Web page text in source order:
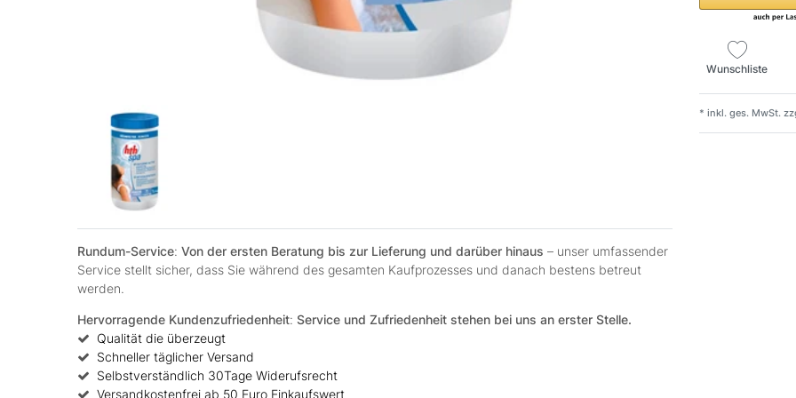
Rundum-Service: Von der ersten Beratung bis zur Lieferung und darüber hinaus – unser umfassender
Service stellt sicher, dass Sie während des gesamten Kaufprozesses und danach bestens betreut
werden.
Hervorragende Kundenzufriedenheit: Service und Zufriedenheit stehen bei uns an erster Stelle.
Qualität die überzeugt
Schneller täglicher Versand
Selbstverständlich 30Tage Widerufsrecht
Versandkostenfrei ab 50 Euro Einkaufswert
Wunschliste
* inkl. ges. MwSt.